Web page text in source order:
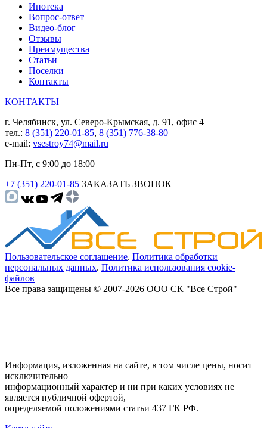
Ипотека
Вопрос-ответ
Видео-блог
Отзывы
Преимущества
Статьи
Поселки
Контакты
КОНТАКТЫ
г. Челябинск, ул. Северо-Крымская, д. 91, офис 4
тел.: 8 (351) 220-01-85, 8 (351) 776-38-80
e-mail: vsestroy74@mail.ru
Пн-Пт, с 9:00 до 18:00
+7 (351) 220-01-85 ЗАКАЗАТЬ ЗВОНОК
Пользовательское соглашение. Политика обработки
персональных данных. Политика использования cookie-
файлов
Все права защищены © 2007-2026 ООО СК "Все Строй"
Информация, изложенная на сайте, в том числе цены, носит
исключительно
информационный характер и ни при каких условиях не
является публичной офертой,
определяемой положениями статьи 437 ГК РФ.